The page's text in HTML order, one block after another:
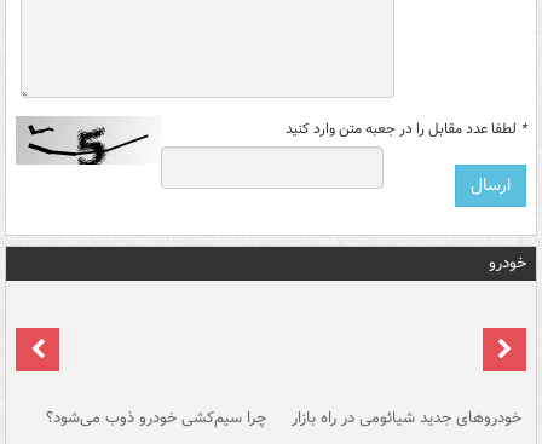
* لطفا عدد مقابل را در جعبه متن وارد کنید
خودرو
خودروهای جدید شیائومی در راه بازار چرا سیم‌کشی خودرو ذوب می‌شود؟